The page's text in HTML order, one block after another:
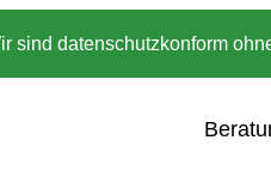
sind datenschutzkonform